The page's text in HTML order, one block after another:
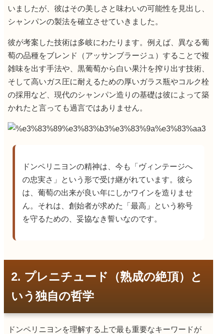
いましたが、彼はその美しさと味わいの可能性を見出し、
シャンパンの製法を確立させていきました。
彼が考案した技術は多岐にわたります。例えば、異なる葡
萄の品種をブレンド（アッサンブラージュ）することで複
雑味を出す手法や、黒葡萄から白い果汁を搾り出す技術、
そして高いガス圧に耐えるための厚いガラス瓶やコルク栓
の採用など、現代のシャンパン造りの基礎は彼によって築
かれたと言っても過言ではありません。
ドンペリニヨンの精神は、今も「ヴィンテージへ
の忠実さ」という形で受け継がれています。彼ら
は、葡萄の出来が良い年にしかワインを造りませ
ん。それは、創始者が求めた「最高」という称号
を守るための、妥協なき誓いなのです。
2. プレニチュード（熟成の絶頂）と
いう独自の哲学
ドンペリニヨンを理解する上で最も重要なキーワードが